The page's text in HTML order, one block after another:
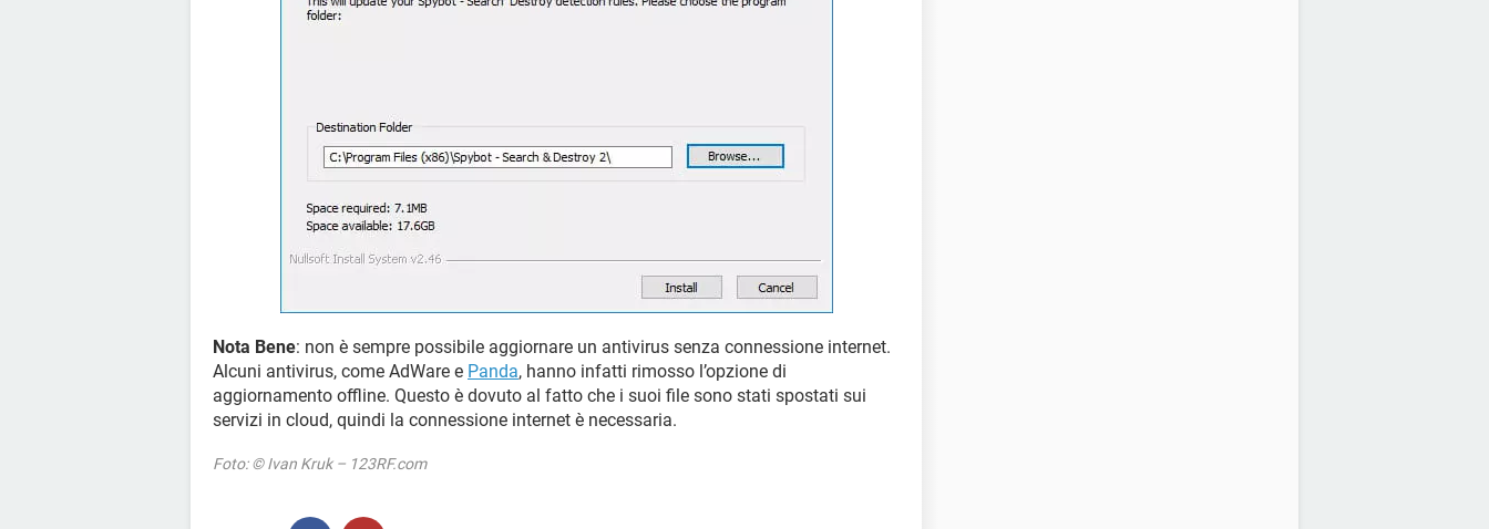
Nota Bene: non è sempre possibile aggiornare un antivirus senza connessione internet.
Alcuni antivirus, come AdWare e Panda, hanno infatti rimosso l’opzione di
aggiornamento offline. Questo è dovuto al fatto che i suoi file sono stati spostati sui
servizi in cloud, quindi la connessione internet è necessaria.
Foto: © Ivan Kruk – 123RF.com